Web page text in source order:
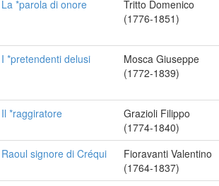
La *parola di onore
Tritto Domenico
(1776-1851)
I *pretendenti delusi
Mosca Giuseppe
(1772-1839)
Il *raggiratore
Grazioli Filippo
(1774-1840)
Raoul signore di Créqui
Fioravanti Valentino
(1764-1837)